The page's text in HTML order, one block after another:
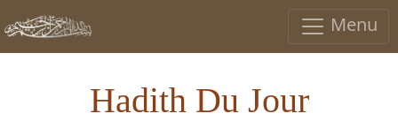
Menu
Hadith Du Jour